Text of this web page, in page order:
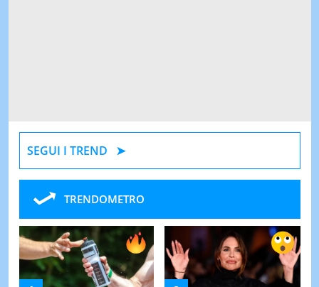
SEGUI I TREND
TRENDOMETRO